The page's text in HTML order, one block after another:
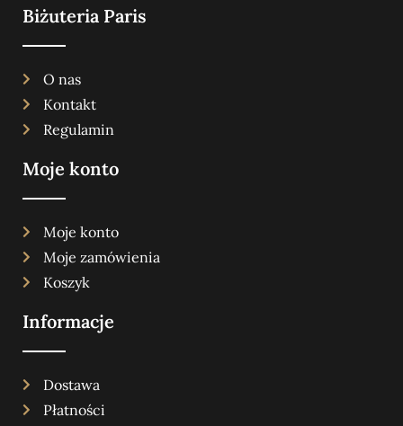
Biżuteria Paris
O nas
Kontakt
Regulamin
Moje konto
Moje konto
Moje zamówienia
Koszyk
Informacje
Dostawa
Płatności